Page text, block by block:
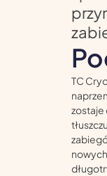
TC
zostaje